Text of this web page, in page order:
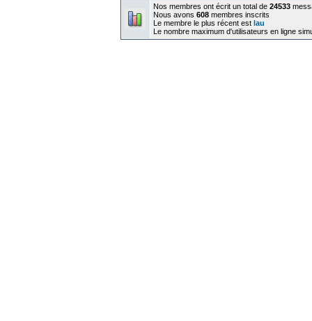
Nos membres ont écrit un total de 24533
Nous avons 608 membres inscrits
Le membre le plus récent est lau
Le nombre maximum d'utilisateurs en ligne